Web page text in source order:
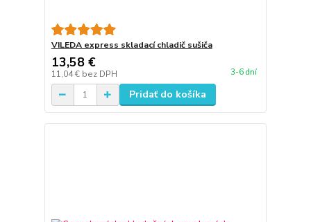
VILEDA express skladací chladič sušiča
13,58 €
11,04 € bez DPH 3-6 dní
Pridať do košíka